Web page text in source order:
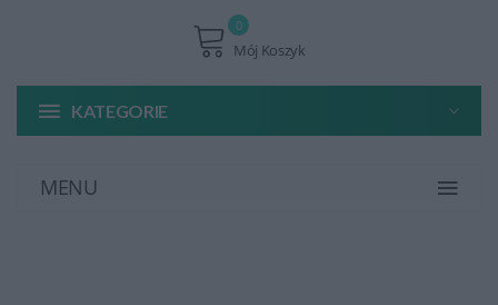
Mój Koszyk
0
KATEGORIE
MENU